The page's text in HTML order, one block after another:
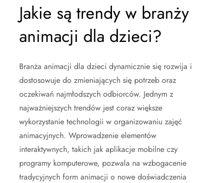
Jakie są trendy w branży
animacji dla dzieci?
Branża animacji dla dzieci dynamicznie się rozwija i
dostosowuje do zmieniających się potrzeb oraz
oczekiwań najmłodszych odbiorców. Jednym z
najważniejszych trendów jest coraz większe
wykorzystanie technologii w organizowaniu zajęć
animacyjnych. Wprowadzenie elementów
interaktywnych, takich jak aplikacje mobilne czy
programy komputerowe, pozwala na wzbogacenie
tradycyjnych form animacji o nowe doświadczenia